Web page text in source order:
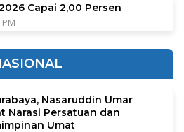
Capai 2,00 Persen
Nasaruddin Umar
Narasi Persatuan dan
Umat